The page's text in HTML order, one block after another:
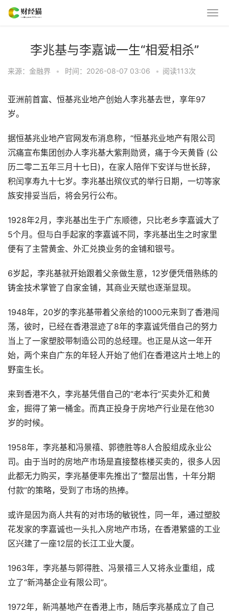
李兆基与李嘉诚一生“相爱相杀”
来源：金融界 • 时间：2026-08-07 03:06 • 阅读113次
亚洲前首富、恒基兆业地产创始人李兆基去世，享年97
岁。
据恒基兆业地产官网发布消息称，“恒基兆业地产有限公司
沉痛宣布集团创办人李兆基大紫荆勋贤，痛于今天黄昏 (公
历二零二五年三月十七日)，在家人陪伴下安详与世长辞，
积闰享寿九十七岁。李兆基出殡仪式的举行日期，一切等家
族安排妥当后，将会另行公布。
1928年2月，李兆基出生于广东顺德，只比老乡李嘉诚大了
5个月。但与白手起家的李嘉诚不同，李兆基出生之时家里
便有了主营黄金、外汇兑换业务的金铺和银号。
6岁起，李兆基就开始跟着父亲做生意，12岁便凭借熟练的
铸金技术掌管了自家金铺，其商业天赋也逐渐显现。
1948年，20岁的李兆基带着父亲给的1000元来到了香港闯
荡，彼时，已经在香港混迹了8年的李嘉诚凭借自己的努力
当上了一家塑胶带制造公司的总经理。也正是从这一年开
始，两个来自广东的年轻人开始了他们在香港这片土地上的
野蛮生长。
来到香港不久，李兆基凭借自己的“老本行”买卖外汇和黄
金，掘得了第一桶金。而真正投身于房地产行业是在他30
岁的时候。
1958年，李兆基和冯景禧、郭德胜等8人合股组成永业公
司。由于当时的房地产市场是直接整栋楼买卖的，很多人因
此都无力购买，李兆基便率先推出了“整层出售，十年分期
付款”的策略，受到了市场的热捧。
或许是因为商人共有的对市场的敏锐性，同一年，通过塑胶
花发家的李嘉诚也一头扎入房地产市场，在香港繁盛的工业
区兴建了一座12层的长江工业大厦。
1963年，李兆基与郭得胜、冯景禧三人又将永业重组，成
立了“新鸿基企业有限公司”。
1972年，新鸿基地产在香港上市，随后李兆基成立了自己